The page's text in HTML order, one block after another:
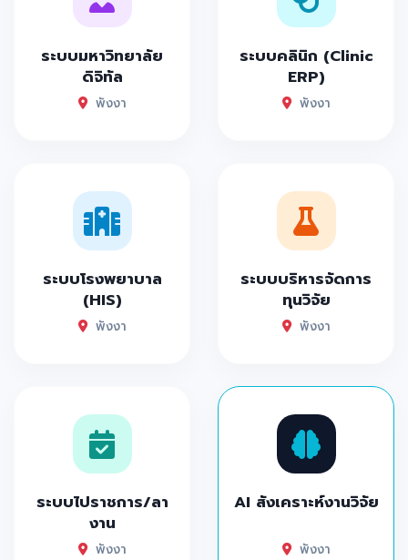
ระบบมหาวิทยาลัย
ดิจิทัล
พังงา
ระบบคลินิก (Clinic
ERP)
พังงา
ระบบโรงพยาบาล
(HIS)
พังงา
ระบบบริหารจัดการ
ทุนวิจัย
พังงา
ระบบไปราชการ/ลา
งาน
พังงา
AI สังเคราะห์งานวิจัย
พังงา